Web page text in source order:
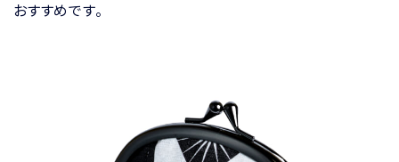
おすすめです。